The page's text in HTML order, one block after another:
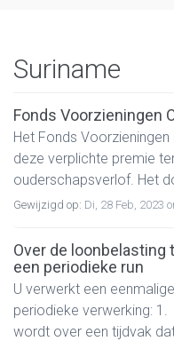
Suriname
Fonds Voorzieningen
Het Fonds
deze verplichte premie
ouderschapsverlof. Het
Gewijzigd op: Di, 28 Feb, 2023
Over de loonbelasting
een periodieke run
U verwerkt een
periodieke verwerking:
wordt over een tijdvak